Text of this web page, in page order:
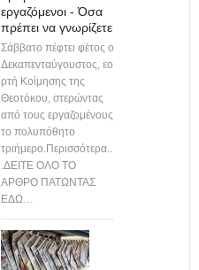
εργαζόμενοι - Όσα
πρέπει να γνωρίζετε
Σάββατο πέφτει φέτος ο
Δεκαπενταύγουστος, εο
ρτή Κοίμησης της
Θεοτόκου, στερώντας
από τους εργαζομένους
το πολυπόθητο
τριήμερο.Περισσότερα..
.ΔΕΙΤΕ ΟΛΟ ΤΟ
ΑΡΘΡΟ ΠΑΤΩΝΤΑΣ
ΕΔΩ…